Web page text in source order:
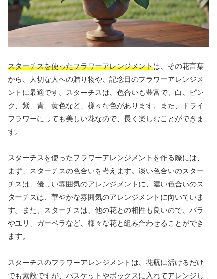
スターチスを使ったフラワーアレンジメントは、その花言葉
から、大切な人への贈り物や、記念日のフラワーアレンジメ
ントに最適です。スターチスは、色合いも豊富で、白、ピン
ク、紫、青、黄色など、様々な色があります。また、ドライ
フラワーにしても美しい花なので、長く楽しむことができま
す。
スターチスを使ったフラワーアレンジメントを作る際には、
まず、スターチスの色合いを考えます。淡い色合いのスター
チスは、優しい雰囲気のアレンジメントに、濃い色合いのス
ターチスは、華やかな雰囲気のアレンジメントに向いていま
す。また、スターチスは、他の花との相性も良いので、バラ
やユリ、ガーベラなど、様々な花と組み合わせることができ
ます。
スターチスのフラワーアレンジメントは、花瓶に活けるだけ
でも素敵ですが、バスケットやボックスに入れてアレンジし